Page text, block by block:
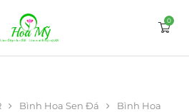
0
Bình Hoa Sen Đá
Bình Hoa